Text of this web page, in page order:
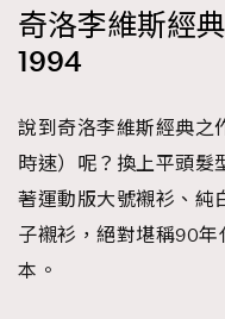
奇洛李維斯經
1994
說到奇洛李維斯經典之
時速）呢？換上平頭髮
著運動版大號襯衫、純
子襯衫，絕對堪稱90
本。